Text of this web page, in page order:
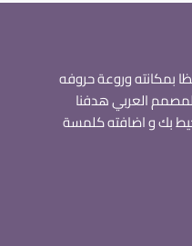
بمكانته وروعة حروفه
العربي هدفنا
بك و اضافته كلمسة